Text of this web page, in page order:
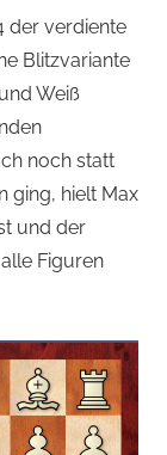
der verdiente
Blitzvariante
Weiß
noch statt
ging, hielt Max
und der
Figuren